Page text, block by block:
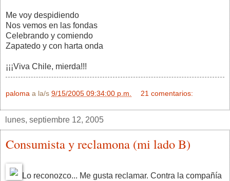
Me voy despidiendo
Nos vemos en las fondas
Celebrando y comiendo
Zapatedo y con harta onda
¡¡¡Viva Chile, mierda!!!
paloma a la/s 9/15/2005 09:34:00 p.m. 21 comentarios:
lunes, septiembre 12, 2005
Consumista y reclamona (mi lado B)
Lo reconozco... Me gusta reclamar. Contra la compañía